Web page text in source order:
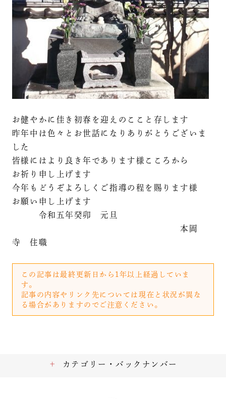
お健やかに佳き初春を迎えのここと存します
昨年中は色々とお世話になりありがとうございま
した
皆様にはより良き年であります様こころから
お祈り申し上げます
今年もどうぞよろしくご指導の程を賜ります様
お願い申し上げます
令和五年癸卯 元旦
本岡
寺 住職
この記事は最終更新日から1年以上経過していま
す。
記事の内容やリンク先については現在と状況が異な
る場合がありますのでご注意ください。
カテゴリー・バックナンバー